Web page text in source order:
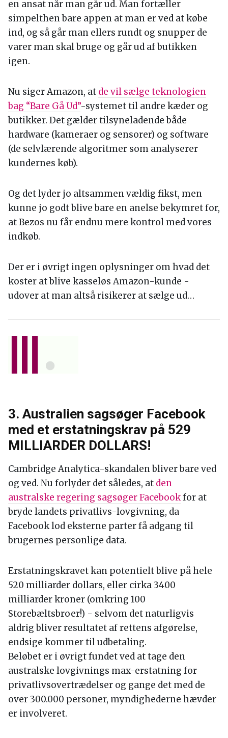
en ansat når man går ud. Man fortæller
simpelthen bare appen at man er ved at købe
ind, og så går man ellers rundt og snupper de
varer man skal bruge og går ud af butikken
igen.
Nu siger Amazon, at de vil sælge teknologien
bag “Bare Gå Ud”-systemet til andre kæder og
butikker. Det gælder tilsyneladende både
hardware (kameraer og sensorer) og software
(de selvlærende algoritmer som analyserer
kundernes køb).
Og det lyder jo altsammen vældig fikst, men
kunne jo godt blive bare en anelse bekymret for,
at Bezos nu får endnu mere kontrol med vores
indkøb.
Der er i øvrigt ingen oplysninger om hvad det
koster at blive kasseløs Amazon-kunde -
udover at man altså risikerer at sælge ud…
3. Australien sagsøger Facebook
med et erstatningskrav på 529
MILLIARDER DOLLARS!
Cambridge Analytica-skandalen bliver bare ved
og ved. Nu forlyder det således, at den
australske regering sagsøger Facebookfor at
bryde landets privatlivs-lovgivning, da
Facebook lod eksterne parter få adgang til
brugernes personlige data.
Erstatningskravet kan potentielt blive på hele
520 milliarder dollars, eller cirka 3400
milliarder kroner (omkring 100
Storebæltsbroer!) - selvom det naturligvis
aldrig bliver resultatet af rettens afgørelse,
endsige kommer til udbetaling.
Beløbet er i øvrigt fundet ved at tage den
australske lovgivnings max-erstatning for
privatlivsovertrædelser og gange det med de
over 300.000 personer, myndighederne hævder
er involveret.